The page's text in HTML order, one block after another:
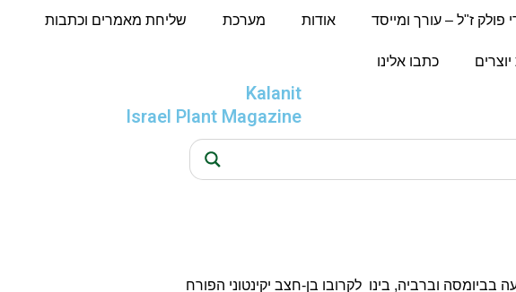
פולק ז"ל – עורך ומייסד אודות מערכת שליחת מאמרים וכתבות
יוצרים כתבו אלינו
Kalanit
Israel Plant Magazine